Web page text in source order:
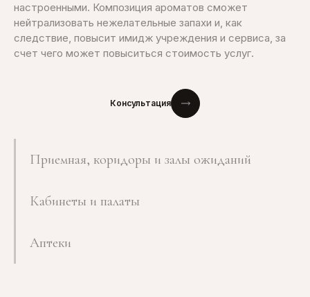
настроенными. Композиция ароматов сможет
нейтрализовать нежелательные запахи и, как
следствие, повысит имидж учреждения и сервиса, за
счет чего может повыситься стоимость услуг.
Консультация
Приемная, коридоры и залы ожиданий
Кабинеты и палаты
Аптеки